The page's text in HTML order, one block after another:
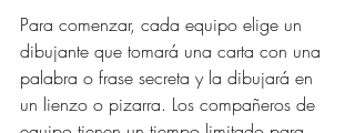
Para comenzar, cada equipo elige un
dibujante que tomará una carta con una
palabra o frase secreta y la dibujará en
un lienzo o pizarra. Los compañeros de